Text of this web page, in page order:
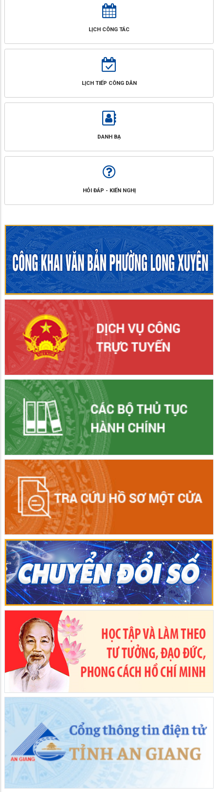
LỊCH CÔNG TÁC
LỊCH TIẾP CÔNG DÂN
DANH BẠ
HỎI ĐÁP - KIẾN NGHỊ